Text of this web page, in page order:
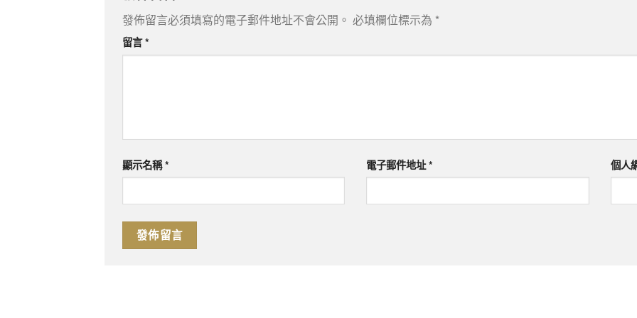
發佈留言必須填寫的電子郵件地址不會公開。 必填欄位標示為 *
留言*
顯示名稱* 電子郵件地址* 個人